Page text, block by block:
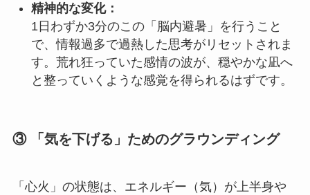
精神的な変化：
1日わずか3分のこの「脳内避暑」を行うこと
で、情報過多で過熱した思考がリセットされま
す。荒れ狂っていた感情の波が、穏やかな凪へ
と整っていくような感覚を得られるはずです。
③ 「気を下げる」ためのグラウンディング
「心火」の状態は、エネルギー（気）が上半身や